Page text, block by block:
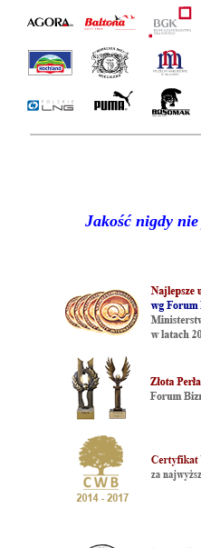
Jakość nigdy